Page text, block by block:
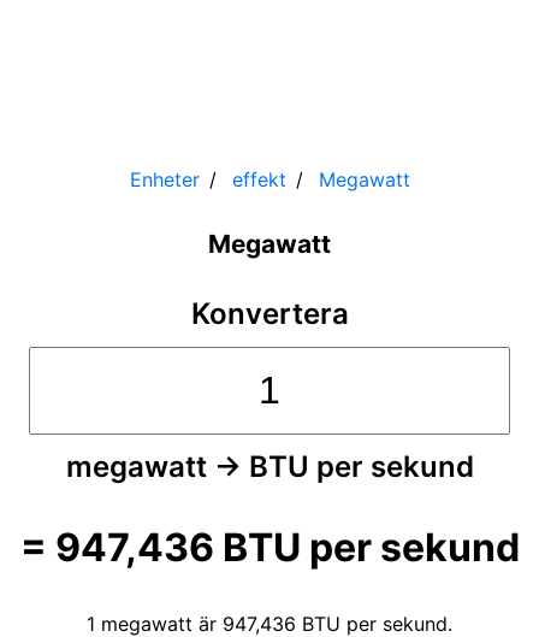
Enheter effekt Megawatt
Megawatt
Konvertera
megawatt → BTU per sekund
= 947,436 BTU per sekund
1 megawatt är 947,436 BTU per sekund.